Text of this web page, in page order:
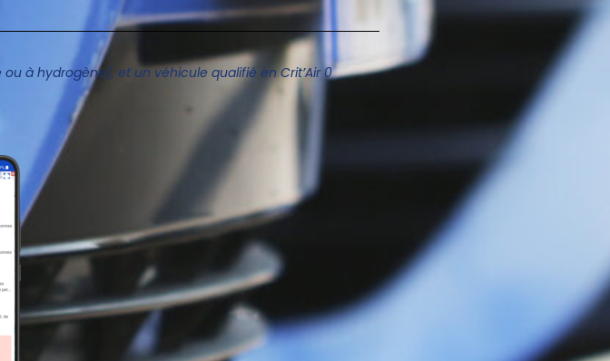
à hydrogène), et un véhicule qualifié en Crit’Air 0